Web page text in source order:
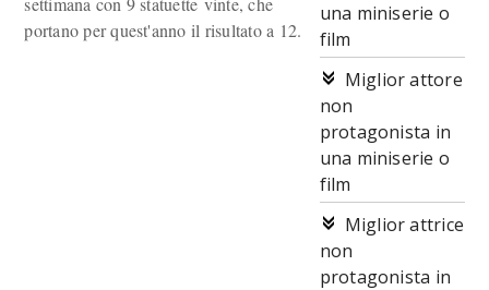
una miniserie o
film
Miglior attore
non
protagonista in
una miniserie o
film
Miglior attrice
non
protagonista in
portano per quest'anno il risultato a 12.